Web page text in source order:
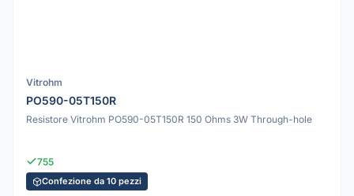
Vitrohm
PO590-05T150R
Resistore Vitrohm PO590-05T150R 150 Ohms 3W Through-hole
755
Confezione da 10 pezzi